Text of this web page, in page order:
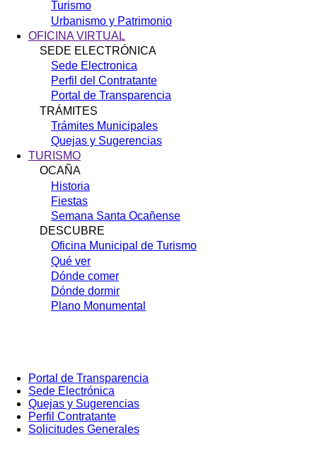
Turismo
Urbanismo y Patrimonio
OFICINA VIRTUAL
SEDE ELECTRÓNICA
Sede Electronica
Perfil del Contratante
Portal de Transparencia
TRÁMITES
Trámites Municipales
Quejas y Sugerencias
TURISMO
OCAÑA
Historia
Fiestas
Semana Santa Ocañense
DESCUBRE
Oficina Municipal de Turismo
Qué ver
Dónde comer
Dónde dormir
Plano Monumental
Portada:
Menú
secundario
(cuadrados)
Portal de Transparencia
Sede Electrónica
Quejas y Sugerencias
Perfil Contratante
Solicitudes Generales